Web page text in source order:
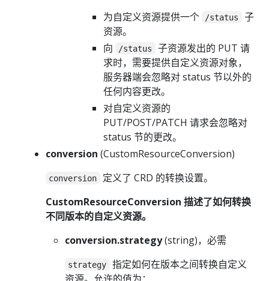
为自定义资源提供一个
/status
子
资源。
向
/status
子资源发出的 PUT 请
求时，需要提供自定义资源对象，
服务器端会忽略对 status 节以外的
任何内容更改。
对自定义资源的
PUT/POST/PATCH 请求会忽略对
status 节的更改。
conversion (CustomResourceConversion)
conversion
定义了 CRD 的转换设置。
CustomResourceConversion 描述了如何转换
不同版本的自定义资源。
conversion.strategy(string)，必需
strategy
指定如何在版本之间转换自定义
资源。允许的值为：